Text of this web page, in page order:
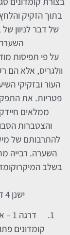
בתוך הזקיק
של דבר לניוון
על פי תפיסות
וולגריס, אלא הם
העור ובזקיקי
פטריות. את
ממלאים
והצטברות
להתרבותם של
השערה. רבייה
בשלב
ישנן 4 דרגות חומרה של אקנה וולגריס:
קומדונים